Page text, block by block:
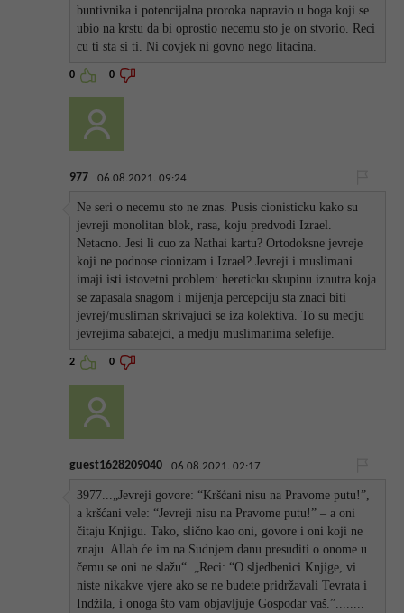
buntivnika i potencijalna proroka napravio u boga koji se
ubio na krstu da bi oprostio necemu sto je on stvorio. Reci
cu ti sta si ti. Ni covjek ni govno nego litacina.
0 0
977 06.08.2021. 09:24
Ne seri o necemu sto ne znas. Pusis cionisticku kako su
jevreji monolitan blok, rasa, koju predvodi Izrael.
Netacno. Jesi li cuo za Nathai kartu? Ortodoksne jevreje
koji ne podnose cionizam i Izrael? Jevreji i muslimani
imaji isti istovetni problem: hereticku skupinu iznutra koja
se zapasala snagom i mijenja percepciju sta znaci biti
jevrej/musliman skrivajuci se iza kolektiva. To su medju
jevrejima sabatejci, a medju muslimanima selefije.
2 0
guest1628209040 06.08.2021. 02:17
3977...„Jevreji govore: “Kršćani nisu na Pravome putu!”,
a kršćani vele: “Jevreji nisu na Pravome putu!” – a oni
čitaju Knjigu. Tako, slično kao oni, govore i oni koji ne
znaju. Allah će im na Sudnjem danu presuditi o onome u
čemu se oni ne slažu“. „Reci: “O sljedbenici Knjige, vi
niste nikakve vjere ako se ne budete pridržavali Tevrata i
Indžila, i onoga što vam objavljuje Gospodar vaš.”........